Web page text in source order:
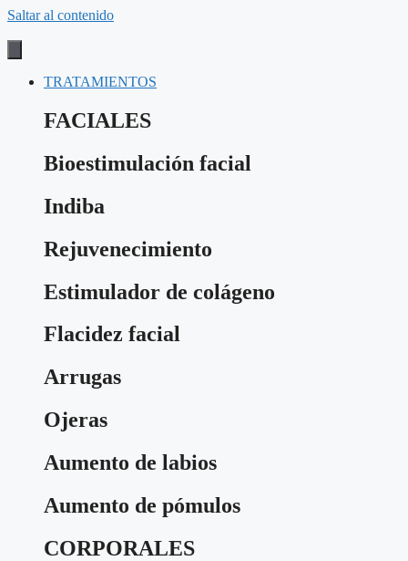
Saltar al contenido
TRATAMIENTOS
FACIALES
Bioestimulación facial
Indiba
Rejuvenecimiento
Estimulador de colágeno
Flacidez facial
Arrugas
Ojeras
Aumento de labios
Aumento de pómulos
CORPORALES